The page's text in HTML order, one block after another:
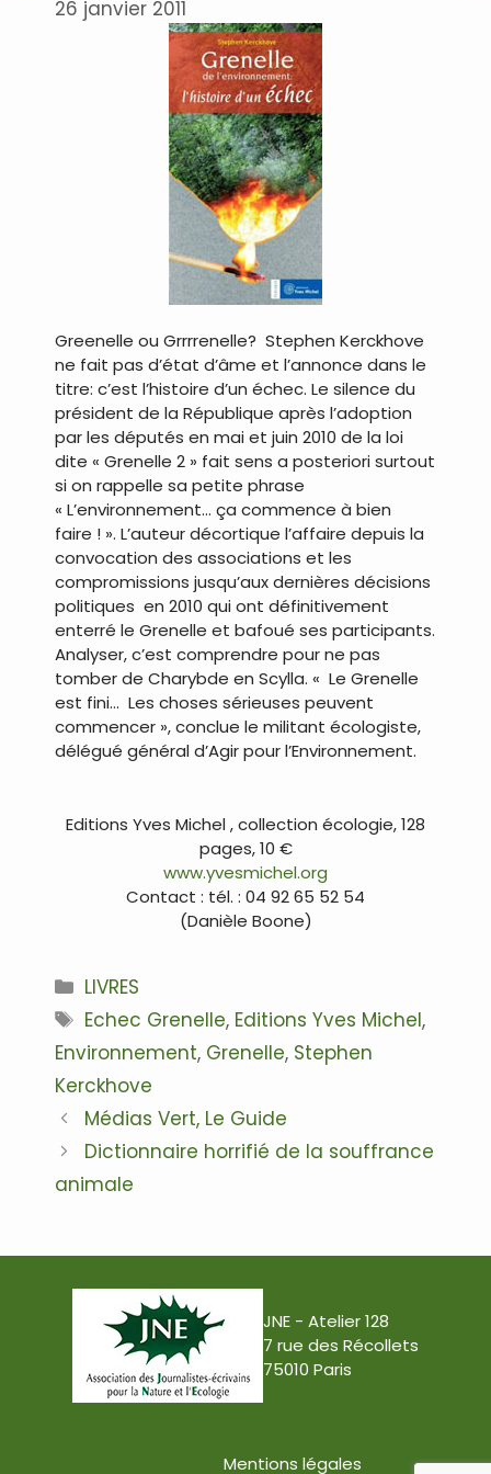
26 janvier 2011
Greenelle ou Grrrrenelle? Stephen Kerckhove
ne fait pas d’état d’âme et l’annonce dans le
titre: c’est l’histoire d’un échec. Le silence du
président de la République après l’adoption
par les députés en mai et juin 2010 de la loi
dite « Grenelle 2 » fait sens a posteriori surtout
si on rappelle sa petite phrase
« L’environnement… ça commence à bien
faire ! ». L’auteur décortique l’affaire depuis la
convocation des associations et les
compromissions jusqu’aux dernières décisions
politiques en 2010 qui ont définitivement
enterré le Grenelle et bafoué ses participants.
Analyser, c’est comprendre pour ne pas
tomber de Charybde en Scylla. « Le Grenelle
est fini… Les choses sérieuses peuvent
commencer », conclue le militant écologiste,
délégué général d’Agir pour l’Environnement.
Editions Yves Michel , collection écologie, 128
pages, 10 €
www.yvesmichel.org
Contact : tél. : 04 92 65 52 54
(Danièle Boone)
Catégories
LIVRES
Étiquettes
Echec Grenelle, Editions Yves Michel,
Environnement, Grenelle, Stephen
Kerckhove
Navigation
des
Médias Vert, Le Guide
Dictionnaire horrifié de la souffrance
animale
JNE - Atelier 128
7 rue des Récollets
75010 Paris
Mentions légales